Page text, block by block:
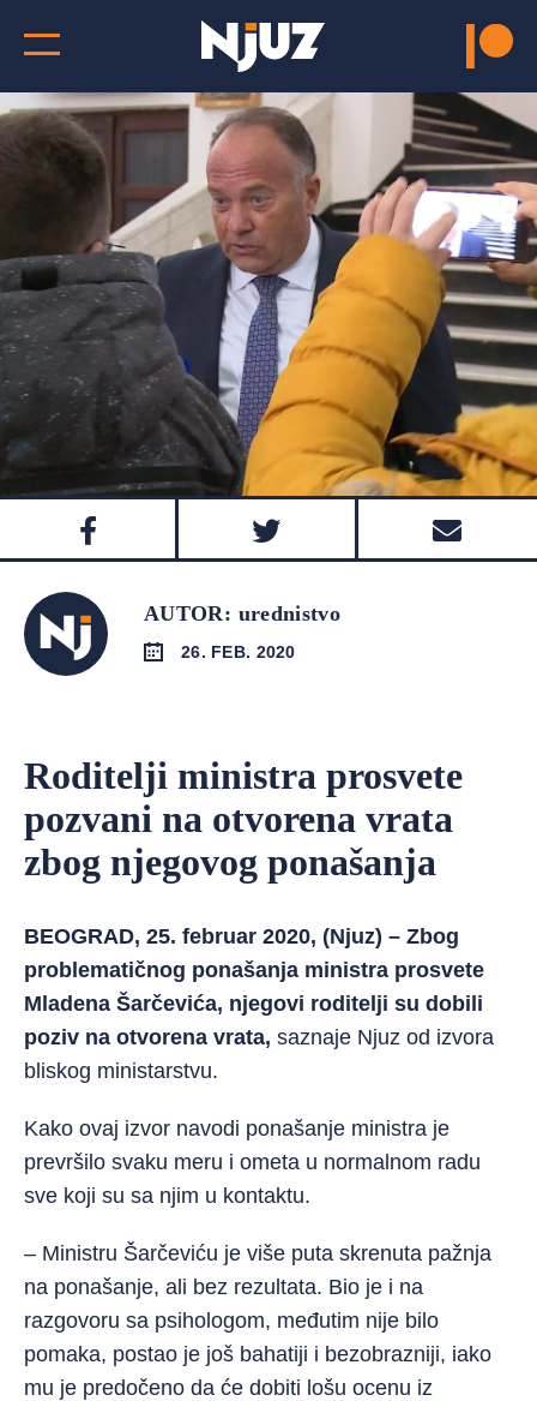
AUTOR: urednistvo
26. FEB. 2020
Roditelji ministra prosvete
pozvani na otvorena vrata
zbog njegovog ponašanja
BEOGRAD, 25. februar 2020, (Njuz) – Zbog
problematičnog ponašanja ministra prosvete
Mladena Šarčevića, njegovi roditelji su dobili
poziv na otvorena vrata, saznaje Njuz od izvora
bliskog ministarstvu.
Kako ovaj izvor navodi ponašanje ministra je
prevršilo svaku meru i ometa u normalnom radu
sve koji su sa njim u kontaktu.
– Ministru Šarčeviću je više puta skrenuta pažnja
na ponašanje, ali bez rezultata. Bio je i na
razgovoru sa psihologom, međutim nije bilo
pomaka, postao je još bahatiji i bezobrazniji, iako
mu je predočeno da će dobiti lošu ocenu iz